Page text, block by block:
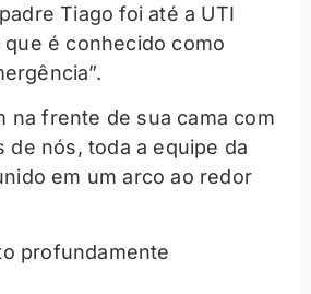
Tiago foi até a UTI
é conhecido como
na frente de sua cama com
de nós, toda a equipe da
em um arco ao redor
profundamente